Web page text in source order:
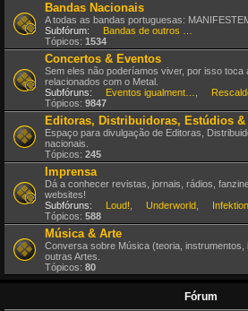
Bandas Nacionais
A todas as bandas portuguesas:
Subfórum:
Tópicos: 1534
Concertos & Eventos
Sem eles não poderíamos viver, por isso
relacionados com o Metal.
Subfóruns:
Tópicos: 9847
Editoras, Distribuidoras, Estúdios
Espaço para divulgação de Editoras,
nacionais.
Tópicos: 245
Imprensa
Dá a conhecer revistas, jornais, rádios,
websites!
Subfóruns:
Loud! Underworld
Infektion
Tópicos: 588
Música & Arte
Conversa sobre Música (teoria,
outras Artes.
Tópicos: 80
Fórum